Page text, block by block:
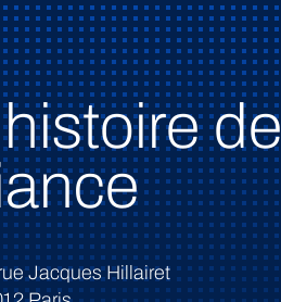
de
Jacques Hillairet